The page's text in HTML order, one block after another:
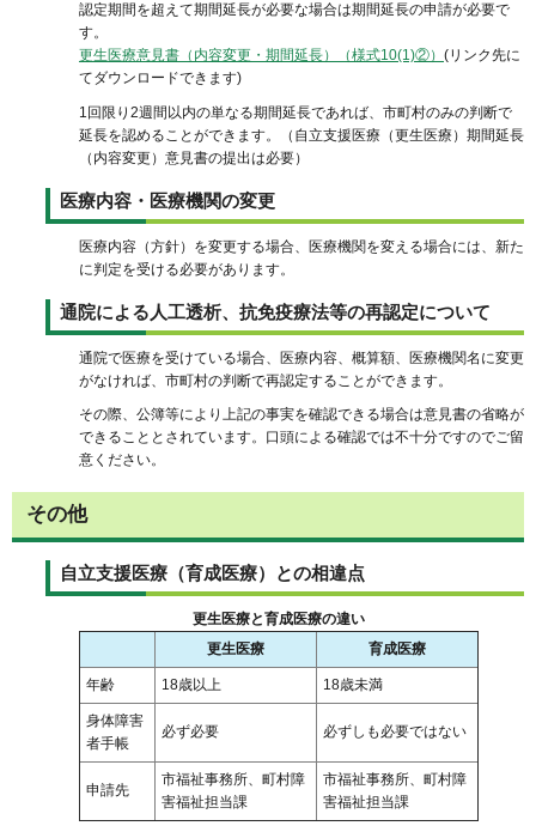
認定期間を超えて期間延長が必要な場合は期間延長の申請が必要で
す。
更生医療意見書（内容変更・期間延長）（様式10(1)②） (リンク先に
てダウンロードできます)
1回限り2週間以内の単なる期間延長であれば、市町村のみの判断で
延長を認めることができます。（自立支援医療（更生医療）期間延長
（内容変更）意見書の提出は必要）
医療内容・医療機関の変更
医療内容（方針）を変更する場合、医療機関を変える場合には、新た
に判定を受ける必要があります。
通院による人工透析、抗免疫療法等の再認定について
通院で医療を受けている場合、医療内容、概算額、医療機関名に変更
がなければ、市町村の判断で再認定することができます。
その際、公簿等により上記の事実を確認できる場合は意見書の省略が
できることとされています。口頭による確認では不十分ですのでご留
意ください。
その他
自立支援医療（育成医療）との相違点
更生医療と育成医療の違い
更生医療
育成医療
年齢 18歳以上 18歳未満
身体障害
者手帳
必ず必要 必ずしも必要ではない
申請先
市福祉事務所、町村障
害福祉担当課
市福祉事務所、町村障
害福祉担当課